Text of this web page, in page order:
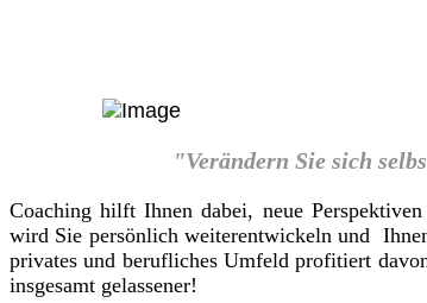
"Verändern Sie sich
Coaching hilft Ihnen dabei, neue
wird Sie persönlich weiterentwickeln und
privates und berufliches Umfeld profitiert
insgesamt gelassener!